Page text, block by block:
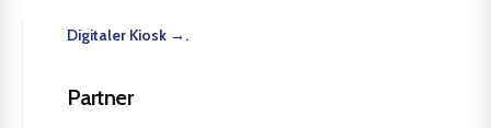
Digitaler Kiosk →.
Partner